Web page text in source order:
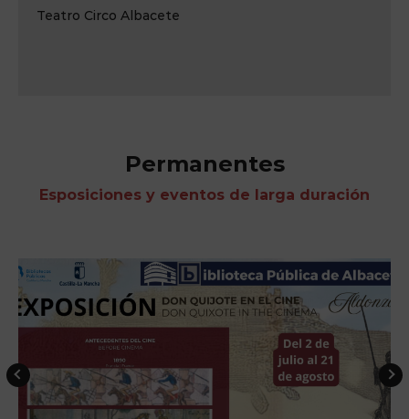
Teatro Circo Albacete
Permanentes
Esposiciones y eventos de larga duración